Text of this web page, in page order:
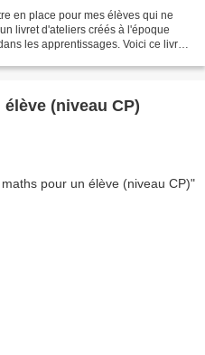
en place pour mes élèves qui ne
livret d'ateliers créés à l'époque
les apprentissages. Voici ce livret
(niveau CP)